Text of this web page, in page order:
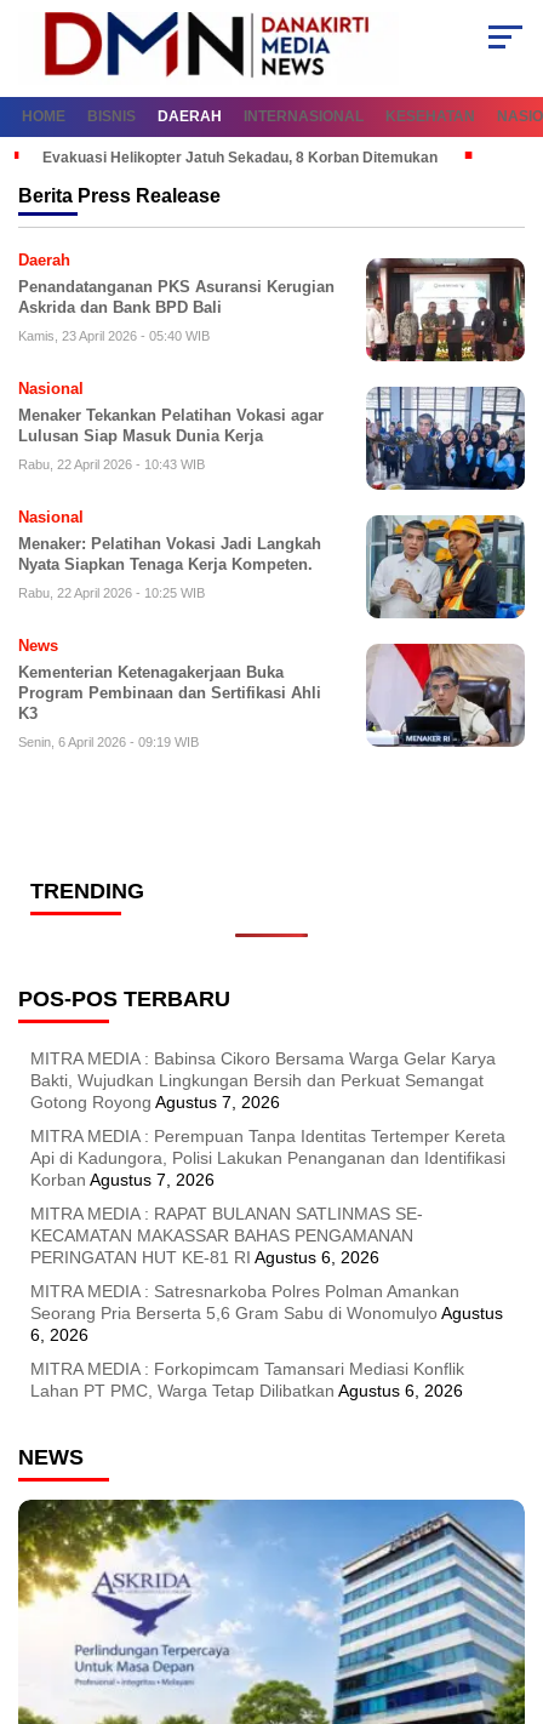
HOME BISNIS DAERAH INTERNASIONAL KESEHATAN
Evakuasi Helikopter Jatuh Sekadau, 8 Korban Ditemukan
Berita Press Realease
Daerah
Penandatanganan PKS Asuransi Kerugian
Askrida dan Bank BPD Bali
Kamis, 23 April 2026 - 05:40 WIB
Nasional
Menaker Tekankan Pelatihan Vokasi agar
Lulusan Siap Masuk Dunia Kerja
Rabu, 22 April 2026 - 10:43 WIB
Nasional
Menaker: Pelatihan Vokasi Jadi Langkah
Nyata Siapkan Tenaga Kerja Kompeten.
Rabu, 22 April 2026 - 10:25 WIB
News
Kementerian Ketenagakerjaan Buka
Program Pembinaan dan Sertifikasi Ahli
K3
Senin, 6 April 2026 - 09:19 WIB
TRENDING
POS-POS TERBARU
MITRA MEDIA : Babinsa Cikoro Bersama Warga Gelar Karya
Bakti, Wujudkan Lingkungan Bersih dan Perkuat Semangat
Gotong Royong Agustus 7, 2026
MITRA MEDIA : Perempuan Tanpa Identitas Tertemper Kereta
Api di Kadungora, Polisi Lakukan Penanganan dan Identifikasi
Korban Agustus 7, 2026
MITRA MEDIA : RAPAT BULANAN SATLINMAS SE-
KECAMATAN MAKASSAR BAHAS PENGAMANAN
PERINGATAN HUT KE-81 RI Agustus 6, 2026
MITRA MEDIA : Satresnarkoba Polres Polman Amankan
Seorang Pria Berserta 5,6 Gram Sabu di WonomulyoAgustus
6, 2026
MITRA MEDIA : Forkopimcam Tamansari Mediasi Konflik
Lahan PT PMC, Warga Tetap Dilibatkan Agustus 6, 2026
NEWS